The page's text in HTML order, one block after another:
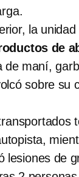
la unidad
de
de maní,
sobre su
lesiones de